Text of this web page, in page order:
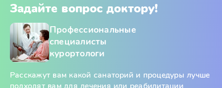
Задайте вопрос доктору!
Профессиональные
специалисты
курортологи
Расскажут вам какой санаторий и процедуры лучше